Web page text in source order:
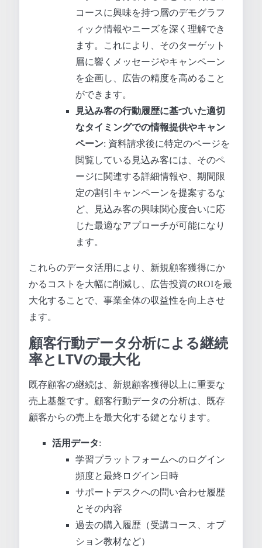
コースに興味を持つ層のデモグラフ
ィック情報やニーズを深く理解でき
ます。これにより、そのターゲット
層に響くメッセージやキャンペーン
を企画し、広告の精度を高めること
ができます。
見込み客の行動履歴に基づいた適切
なタイミングでの情報提供やキャン
ペーン: 資料請求後に特定のページを
閲覧している見込み客には、そのペ
ージに関連する詳細情報や、期間限
定の割引キャンペーンを提案するな
ど、見込み客の興味関心度合いに応
じた最適なアプローチが可能になり
ます。
これらのデータ活用により、新規顧客獲得にか
かるコストを大幅に削減し、広告投資のROIを最
大化することで、事業全体の収益性を向上させ
ます。
顧客行動データ分析による継続
率とLTVの最大化
既存顧客の継続は、新規顧客獲得以上に重要な
売上基盤です。顧客行動データの分析は、既存
顧客からの売上を最大化する鍵となります。
活用データ:
学習プラットフォームへのログイン
頻度と最終ログイン日時
サポートデスクへの問い合わせ履歴
とその内容
過去の購入履歴（受講コース、オプ
ション教材など）